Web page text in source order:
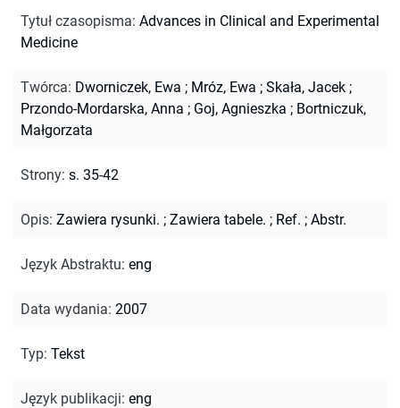
Tytuł czasopisma: Advances in Clinical and Experimental
Medicine
Twórca: Dworniczek, Ewa ; Mróz, Ewa ; Skała, Jacek ;
Przondo-Mordarska, Anna ; Goj, Agnieszka ; Bortniczuk,
Małgorzata
Strony: s. 35-42
Opis: Zawiera rysunki. ; Zawiera tabele. ; Ref. ; Abstr.
Język Abstraktu: eng
Data wydania: 2007
Typ: Tekst
Język publikacji: eng